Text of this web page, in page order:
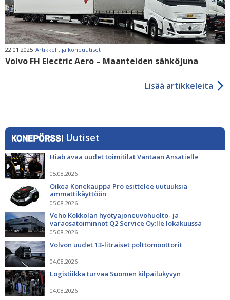
22.01.2025 Artikkelit ja koneuutiset
Volvo FH Electric Aero – Maanteiden sähköjuna
Lisää artikkeleita
Uutiset
Hiab avaa uudet toimitilat Vantaan Ansatielle
05.08.2026
Oikea Konekauppa Pro esittelee uutuuksia
ammattikäyttöön
05.08.2026
Veho Kokkolan hyötyajoneuvohuolto- ja
varaosatoiminnot Q2 Service Oy:lle lokakuussa
05.08.2026
Volvon uudet 13-litraiset polttomoottorit
04.08.2026
Logistiikka turvaa Suomen kilpailukyvyn
04.08.2026